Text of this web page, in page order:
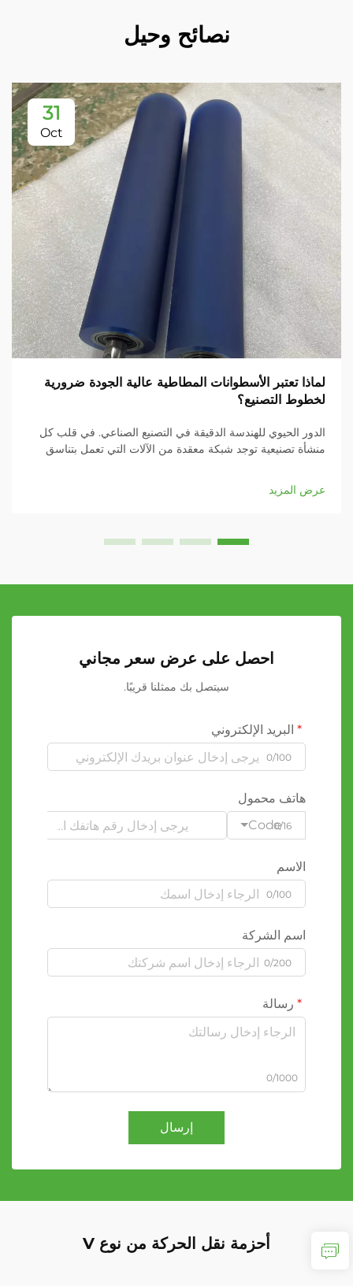
نصائح وحيل
31
Oct
لماذا تعتبر الأسطوانات المطاطية عالية الجودة ضرورية
لخطوط التصنيع؟
الدور الحيوي للهندسة الدقيقة في التصنيع الصناعي. في قلب كل
منشأة تصنيعية توجد شبكة معقدة من الآلات التي تعمل بتناسق
العناصر الصامتة...
عرض المزيد
احصل على عرض سعر مجاني
سيتصل بك ممثلنا قريبًا.
البريد الإلكتروني
0/100
هاتف محمول
Code0/16
الاسم
0/100
اسم الشركة
0/200
رسالة
0/1000
إرسال
أحزمة نقل الحركة من نوع V